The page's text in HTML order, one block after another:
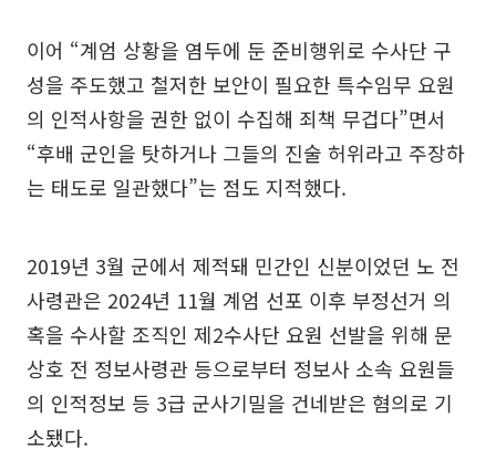
이어 “계엄 상황을 염두에 둔 준비행위로 수사단 구
성을 주도했고 철저한 보안이 필요한 특수임무 요원
의 인적사항을 권한 없이 수집해 죄책 무겁다”면서
“후배 군인을 탓하거나 그들의 진술 허위라고 주장하
는 태도로 일관했다”는 점도 지적했다.
2019년 3월 군에서 제적돼 민간인 신분이었던 노 전
사령관은 2024년 11월 계엄 선포 이후 부정선거 의
혹을 수사할 조직인 제2수사단 요원 선발을 위해 문
상호 전 정보사령관 등으로부터 정보사 소속 요원들
의 인적정보 등 3급 군사기밀을 건네받은 혐의로 기
소됐다.